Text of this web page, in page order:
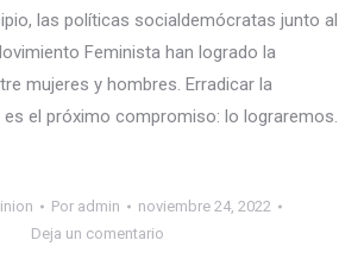
las políticas socialdemócratas junto al
Feminista han logrado la
mujeres y hombres. Erradicar la
el próximo compromiso: lo lograremos.
Por admin
noviembre 24, 2022
Deja un comentario